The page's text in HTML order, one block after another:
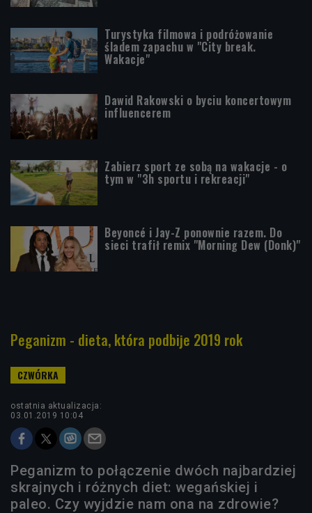
Turystyka filmowa i podróżowanie
śladem zapachu w "City break.
Wakacje"
Dawid Rakowski o byciu koncertowym
influencerem
Zabierz sport ze sobą na wakacje - o
tym w "3h sportu i rekreacji"
Beyoncé i Jay-Z ponownie razem. Do
sieci trafił remix "Morning Dew (Donk)"
Peganizm - dieta, która podbije 2019 rok
ostatnia aktualizacja:
03.01.2019 10:04
Peganizm to połączenie dwóch najbardziej
skrajnych i różnych diet: wegańskiej i
paleo. Czy wyjdzie nam ona na zdrowie?